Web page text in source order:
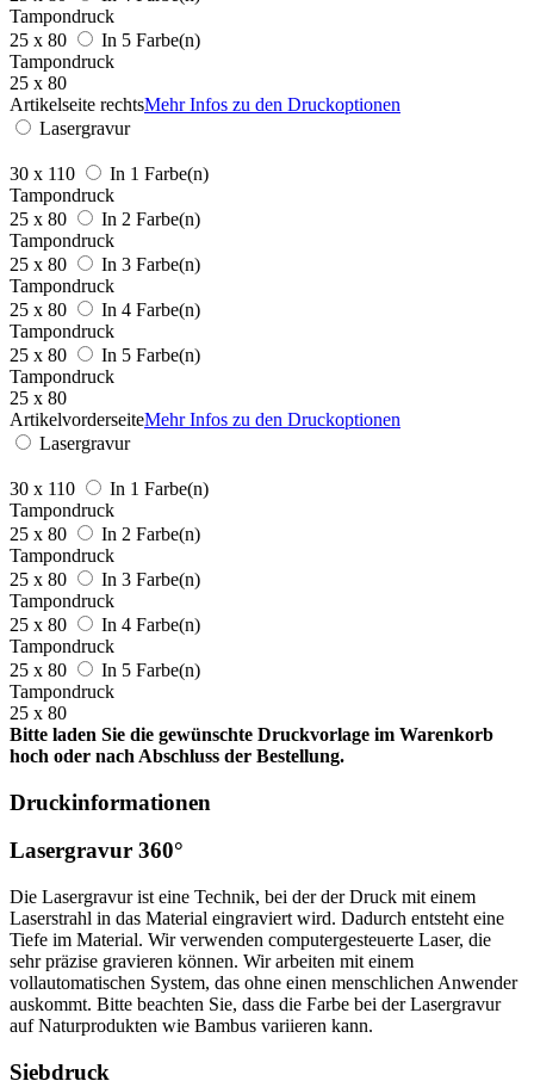
Tampondruck
25 x 80
In 5 Farbe(n)
Tampondruck
25 x 80
Artikelseite rechtsMehr Infos zu den Druckoptionen
Lasergravur
30 x 110
In 1 Farbe(n)
Tampondruck
25 x 80
In 2 Farbe(n)
Tampondruck
25 x 80
In 3 Farbe(n)
Tampondruck
25 x 80
In 4 Farbe(n)
Tampondruck
25 x 80
In 5 Farbe(n)
Tampondruck
25 x 80
ArtikelvorderseiteMehr Infos zu den Druckoptionen
Lasergravur
30 x 110
In 1 Farbe(n)
Tampondruck
25 x 80
In 2 Farbe(n)
Tampondruck
25 x 80
In 3 Farbe(n)
Tampondruck
25 x 80
In 4 Farbe(n)
Tampondruck
25 x 80
In 5 Farbe(n)
Tampondruck
25 x 80
Bitte laden Sie die gewünschte Druckvorlage im Warenkorb
hoch oder nach Abschluss der Bestellung.
Druckinformationen
Lasergravur 360°
Die Lasergravur ist eine Technik, bei der der Druck mit einem
Laserstrahl in das Material eingraviert wird. Dadurch entsteht eine
Tiefe im Material. Wir verwenden computergesteuerte Laser, die
sehr präzise gravieren können. Wir arbeiten mit einem
vollautomatischen System, das ohne einen menschlichen Anwender
auskommt. Bitte beachten Sie, dass die Farbe bei der Lasergravur
auf Naturprodukten wie Bambus variieren kann.
Siebdruck